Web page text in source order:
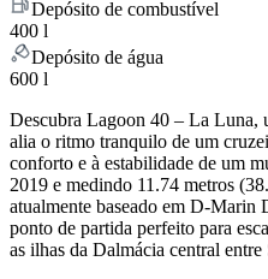
Depósito de combustível
400 l
Depósito de água
600 l
Descubra Lagoon 40 – La Luna,
alia o ritmo tranquilo de um
conforto e à estabilidade de um
2019 e medindo 11.74 metros
atualmente baseado em D-
ponto de partida perfeito para
as ilhas da Dalmácia central